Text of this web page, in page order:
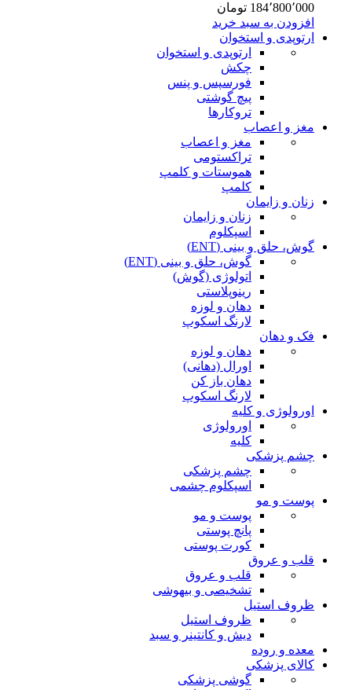
184٬800٬000 تومان
افزودن به سبد خرید
ارتوپدی و استخوان
ارتوپدی و استخوان
چکش
فورسپس و پنس
پیچ گوشتی
تروکارها
مغز و اعصاب
مغز و اعصاب
تراکستومی
هموستات و کلمپ
کلمپ
زنان و زایمان
زنان و زایمان
اسپکلوم
گوش، حلق و بینی (ENT)
گوش، حلق و بینی (ENT)
اتولوژی (گوش)
رینوپلاستی
دهان و لوزه
لارنگ اسکوپ
فک و دهان
دهان و لوزه
اورال (دهانی)
دهان باز کن
لارنگ اسکوپ
اورولوژی و کلیه
اورولوژی
کلیه
چشم پزشکی
چشم پزشکی
اسپکلوم چشمی
پوست و مو
پوست و مو
پانچ پوستی
کورت پوستی
قلب و عروق
قلب و عروق
تشخیصی و بیهوشی
ظروف استیل
ظروف استیل
دیش و کانتینر و سبد
معده و روده
کالای پزشکی
گوشی پزشکی